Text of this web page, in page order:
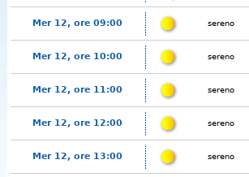
Mer 12, ore 09:00 sereno
Mer 12, ore 10:00 sereno
Mer 12, ore 11:00 sereno
Mer 12, ore 12:00 sereno
Mer 12, ore 13:00 sereno